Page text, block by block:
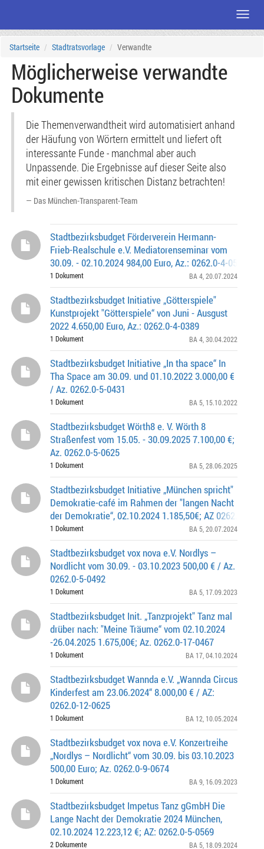
Seiteninhalt
Startseite Stadtratsvorlage Verwandte
Möglicherweise verwandte
Dokumente
Die Themenverwandtheit wird automatisiert anhand
der Häufung von Wörtern ermittelt und liefert oft
interessante Funde - manchmal aber auch
Unpassende. Die Ergebnisse auf dieser Seite also
mit einer gewissen kritischen Distanz betrachten!
Das München-Transparent-Team
Stadtbezirksbudget Förderverein Hermann-
Frieb-Realschule e.V. Mediatorenseminar vom
30.09. - 02.10.2024 984,00 Euro, Az.: 0262.0-4-0526
1 Dokument BA 4 , 20.07.2024
Stadtbezirksbudget Initiative „Götterspiele"
Kunstprojekt "Götterspiele“ von Juni - Ausgust
2022 4.650,00 Euro, Az.: 0262.0-4-0389
1 Dokument BA 4 , 30.04.2022
Stadtbezirksbudget Initiative „In tha space“ In
Tha Space am 30.09. und 01.10.2022 3.000,00 €
/ Az. 0262.0-5-0431
1 Dokument BA 5 , 15.10.2022
Stadtbezirksbudget Wörth8 e. V. Wörth 8
Straßenfest vom 15.05. - 30.09.2025 7.100,00 €;
Az. 0262.0-5-0625
1 Dokument BA 5 , 28.06.2025
Stadtbezirksbudget Initiative „München spricht"
Demokratie-café im Rahmen der "langen Nacht
der Demokratie“, 02.10.2024 1.185,50€; AZ 0262.0-5-
1 Dokument BA 5 , 20.07.2024
Stadtbezirksbudget vox nova e.V. Nordlys –
Nordlicht vom 30.09. - 03.10.2023 500,00 € / Az.
0262.0-5-0492
1 Dokument BA 5 , 17.09.2023
Stadtbezirksbudget Init. „Tanzprojekt" Tanz mal
drüber nach: "Meine Träume“ vom 02.10.2024
-26.04.2025 1.675,00€; Az. 0262.0-17-0467
1 Dokument BA 17 , 04.10.2024
Stadtbezirksbudget Wannda e.V. „Wannda Circus
Kinderfest am 23.06.2024“ 8.000,00 € / AZ:
0262.0-12-0625
1 Dokument BA 12 , 10.05.2024
Stadtbezirksbudget vox nova e.V. Konzertreihe
„Nordlys – Nordlicht“ vom 30.09. bis 03.10.2023
500,00 Euro; Az. 0262.0-9-0674
1 Dokument BA 9 , 16.09.2023
Stadtbezirksbudget Impetus Tanz gGmbH Die
Lange Nacht der Demokratie 2024 München,
02.10.2024 12.223,12 €; AZ: 0262.0-5-0569
2 Dokumente BA 5 , 18.09.2024